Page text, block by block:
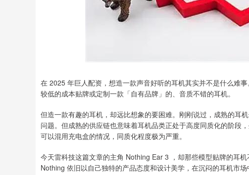
在 2025 年巨人配资，想造一款声音好听的耳机其实并不是什么难
较低的成本贴牌或定制一款「自有品牌」的、音质不错的耳机。
但造一款有趣的耳机，却远比想象的要困难。刚刚说过，成熟的耳
问题。但成熟的供应链也意味着耳机品类正处于高度同质化的阶
可以混用充电盒的情况，同质化程度极为严重。
今天雷科技这篇文章的主角 Nothing Ear 3 ，却那些模型贴牌的耳
Nothing 依旧以自己独特的产品态度和设计美学，在沉闷的耳机市场